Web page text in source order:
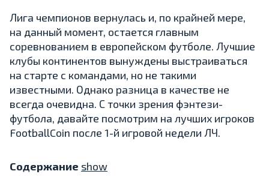
Лига чемпионов вернулась и, по крайней мере,
на данный момент, остается главным
соревнованием в европейском футболе. Лучшие
клубы континентов вынуждены выстраиваться
на старте с командами, но не такими
известными. Однако разница в качестве не
всегда очевидна. С точки зрения фэнтези-
футбола, давайте посмотрим на лучших игроков
FootballCoin после 1-й игровой недели ЛЧ.
Содержание show